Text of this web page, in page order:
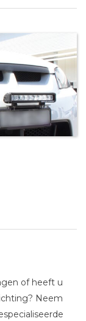
of heeft u
Neem